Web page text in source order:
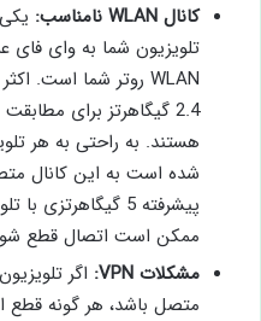
کانال WLAN نامناسب:
تلویزیون شما به وای ‌فای
هستند. به راحتی به هر
پیشرفته 5
ممکن است اتصال قطع
مشکلات VPN: